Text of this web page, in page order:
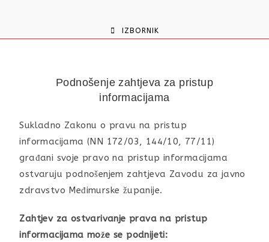
IZBORNIK
Podnošenje zahtjeva za pristup
informacijama
Sukladno Zakonu o pravu na pristup
informacijama (NN 172/03, 144/10, 77/11)
građani svoje pravo na pristup informacijama
ostvaruju podnošenjem zahtjeva Zavodu za javno
zdravstvo Međimurske županije.
Zahtjev za ostvarivanje prava na pristup
informacijama može se podnijeti: